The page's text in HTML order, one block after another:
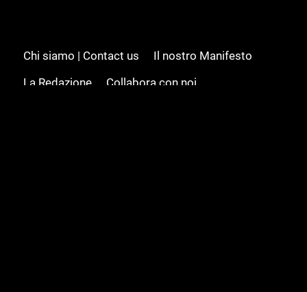
Chi siamo | Contact us
Il nostro Manifesto
La Redazione
Collabora con noi